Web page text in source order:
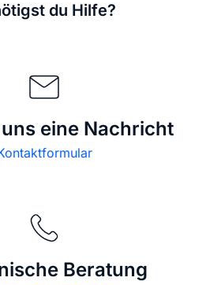
du Hilfe?
eine Nachricht
Beratung